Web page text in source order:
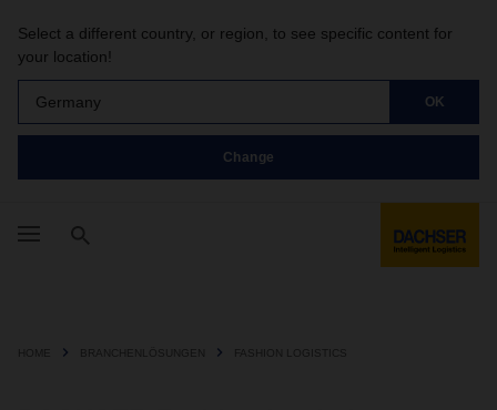
Select a different country, or region, to see specific content for
your location!
Germany OK
Change
HOME BRANCHENLÖSUNGEN FASHION LOGISTICS